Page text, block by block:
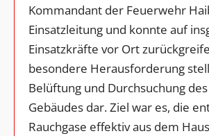
Kommandant der Feuerwehr
Einsatzleitung und konnte auf
Einsatzkräfte vor Ort
besondere Herausforderung
Belüftung und Durchsuchung
Gebäudes dar. Ziel war es, die
Rauchgase effektiv aus dem